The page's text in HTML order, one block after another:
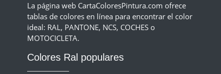
La página web CartaColoresPintura.com ofrece
tablas de colores en línea para encontrar el color
ideal: RAL, PANTONE, NCS, COCHES o
MOTOCICLETA.
Colores Ral populares